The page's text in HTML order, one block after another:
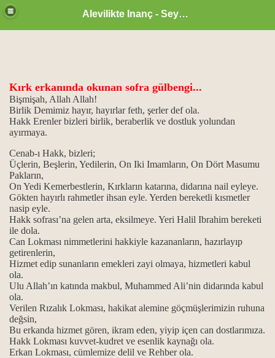
Alevilikte Inanç - Seyyid Hakkı
Kırk erkanında okunan sofra gülbengi...
Bişmişah, Allah Allah!
Birlik Demimiz hayır, hayırlar feth, şerler def ola.
Hakk Erenler bizleri birlik, beraberlik ve dostluk yolundan
ayırmaya.
Cenab-ı Hakk, bizleri;
Üçlerin, Beşlerin, Yedilerin, On Iki Imamların, On Dört Masumu
Pakların,
On Yedi Kemerbestlerin, Kırkların katarına, didarına nail eyleye.
Gökten hayırlı rahmetler ihsan eyle. Yerden bereketli kısmetler
nasip eyle.
Hakk sofrası’na gelen arta, eksilmeye. Yeri Halil Ibrahim bereketi
ile dola.
Can Lokması nimmetlerini hakkiyle kazananların, hazırlayıp
getirenlerin,
Hizmet edip sunanların emekleri zayi olmaya, hizmetleri kabul
ola.
Ulu Allah’ın katında makbul, Muhammed Ali’nin didarında kabul
ola.
Verilen Rızalık Lokması, hakikat alemine göçmüşlerimizin ruhuna
değsin,
Bu erkanda hizmet gören, ikram eden, yiyip içen can dostlarımıza.
Hakk Lokması kuvvet-kudret ve esenlik kaynağı ola.
Erkan Lokması, cümlemize delil ve Rehber ola.
alma...
gülbenkler…